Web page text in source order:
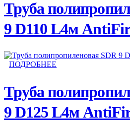
Труба
9 D110 L4м
ПОДРОБНЕЕ
Труба
9 D125 L4м